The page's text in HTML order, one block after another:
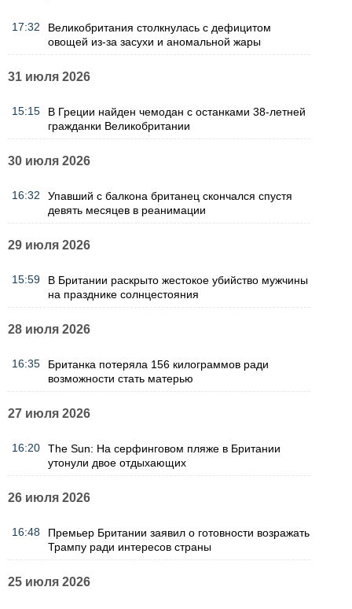
17:32
Великобритания столкнулась с дефицитом
овощей из-за засухи и аномальной жары
31 июля 2026
15:15
В Греции найден чемодан с останками 38-летней
гражданки Великобритании
30 июля 2026
16:32
Упавший с балкона британец скончался спустя
девять месяцев в реанимации
29 июля 2026
15:59
В Британии раскрыто жестокое убийство мужчины
на празднике солнцестояния
28 июля 2026
16:35
Британка потеряла 156 килограммов ради
возможности стать матерью
27 июля 2026
16:20
The Sun: На серфинговом пляже в Британии
утонули двое отдыхающих
26 июля 2026
16:48
Премьер Британии заявил о готовности возражать
Трампу ради интересов страны
25 июля 2026